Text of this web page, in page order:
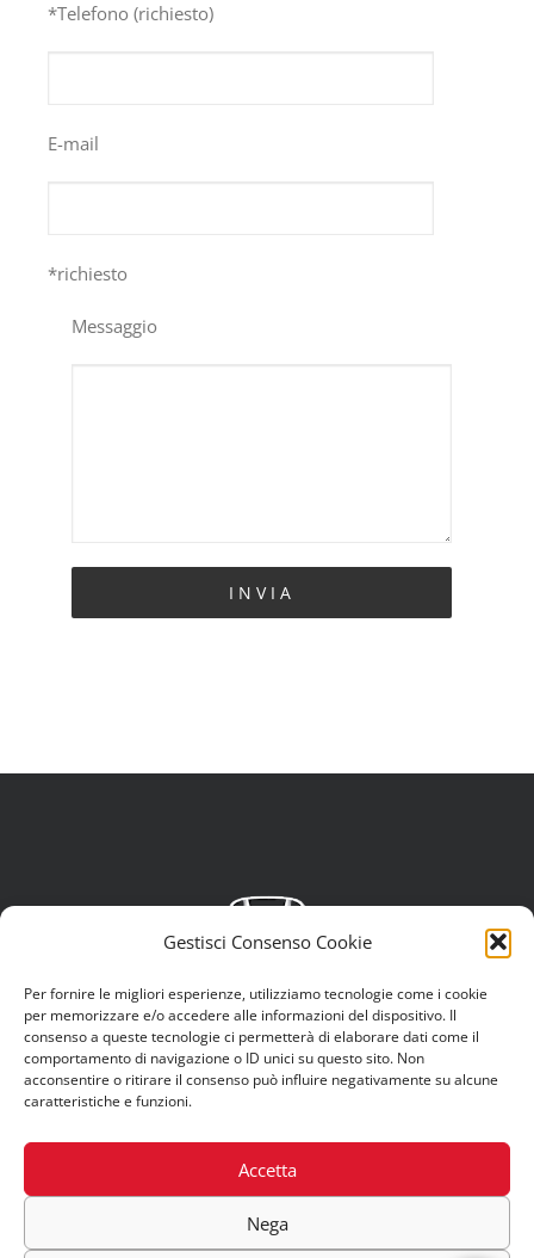
Gestisci Consenso Cookie
Per fornire le migliori esperienze, utilizziamo tecnologie come i cookie
per memorizzare e/o accedere alle informazioni del dispositivo. Il
consenso a queste tecnologie ci permetterà di elaborare dati come il
comportamento di navigazione o ID unici su questo sito. Non
acconsentire o ritirare il consenso può influire negativamente su alcune
caratteristiche e funzioni.
Accetta
Nega
*Telefono (richiesto)
E-mail
*richiesto
Messaggio
2026 | Eclettica S.r.L. |
Autoscout24